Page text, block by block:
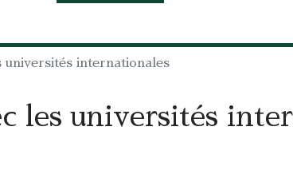
universités internationales
les universités